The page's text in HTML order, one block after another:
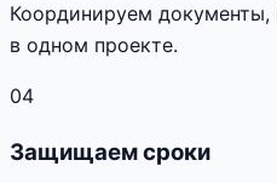
Координируем
в одном проекте.
04
Защищаем сроки